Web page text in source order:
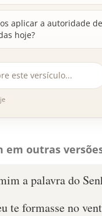
aplicar a autoridade
hoje?
em outras
a palavra do
te formasse no